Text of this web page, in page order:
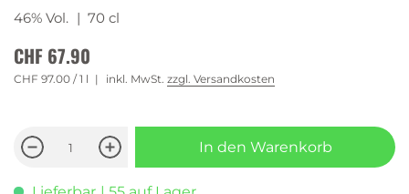
46% Vol. | 70 cl
CHF 67.90
CHF 97.00 / 1 l inkl. MwSt. zzgl. Versandkosten
In den Warenkorb